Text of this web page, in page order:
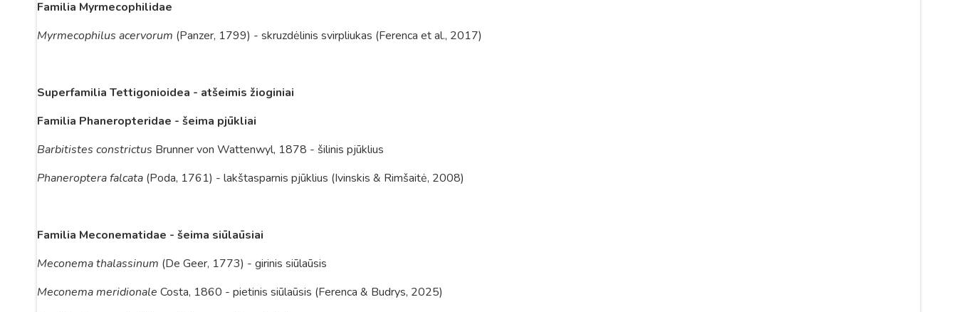
Familia Myrmecophilidae
Myrmecophilus acervorum (Panzer, 1799) - skruzdėlinis svirpliukas (Ferenca et al., 2017)
Superfamilia Tettigonioidea - atšeimis žioginiai
Familia Phaneropteridae - šeima pjūkliai
Barbitistes constrictus Brunner von Wattenwyl, 1878 - šilinis pjūklius
Phaneroptera falcata (Poda, 1761) - lakštasparnis pjūklius (Ivinskis & Rimšaitė, 2008)
Familia Meconematidae - šeima siūlaūsiai
Meconema thalassinum (De Geer, 1773) - girinis siūlaūsis
Meconema meridionale Costa, 1860 - pietinis siūlaūsis (Ferenca & Budrys, 2025)